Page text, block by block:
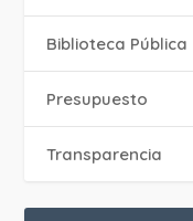
Biblioteca Pública
Presupuesto
Transparencia